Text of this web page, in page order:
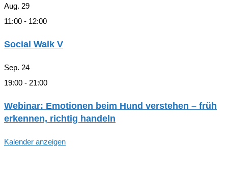
Aug. 29
11:00 - 12:00
Social Walk V
Sep. 24
19:00 - 21:00
Webinar: Emotionen beim Hund verstehen – früh
erkennen, richtig handeln
Kalender anzeigen